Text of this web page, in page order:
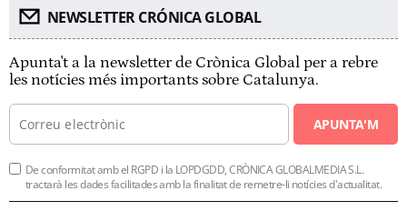
NEWSLETTER CRÓNICA GLOBAL
Apunta't a la newsletter de Crònica Global per a rebre
les notícies més importants sobre Catalunya.
APUNTA'M
De conformitat amb el RGPD i la LOPDGDD, CRÒNICA GLOBALMEDIA S.L.
tractarà les dades facilitades amb la finalitat de remetre-li notícies d'actualitat.